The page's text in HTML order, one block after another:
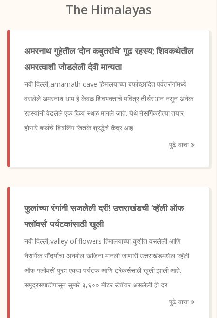
The Himalayas
अमरनाथ गुहेतील ‘दोन कबुतरांचे’ गूढ रहस्य; शिवकथेतील
अमरत्वाशी जोडलेली दैवी मान्यता
नवी दिल्ली,amarnath cave हिमालयाच्या बर्फाच्छादित पर्वतरांगांमध्ये
वसलेले अमरनाथ धाम हे केवळ शिवभक्तांचे पवित्र तीर्थस्थान नसून अनेक
रहस्यांनी वेढलेले एक दिव्य स्थळ मानले जाते. येथे नैसर्गिकरीत्या तयार
होणारे बर्फाचे शिवलिंग जितके श्रद्धेचे केंद्र आह
पुढे वाचा
फुलांच्या रंगांनी सजलेली दरी! उत्तराखंडची ‘व्हॅली ऑफ
फ्लॉवर्स’ पर्यटकांसाठी खुली
नवी दिल्ली,valley of flowers हिमालयाच्या कुशीत वसलेली आणि
नैसर्गिक सौंदर्याचा अनमोल खजिना मानली जाणारी उत्तराखंडमधील ‘व्हॅली
ऑफ फ्लॉवर्स’ पुन्हा एकदा पर्यटक आणि ट्रेकर्ससाठी खुली झाली आहे.
समुद्रसपाटीपासून सुमारे ३,६०० मीटर उंचीवर असलेली ही दर
पुढे वाचा